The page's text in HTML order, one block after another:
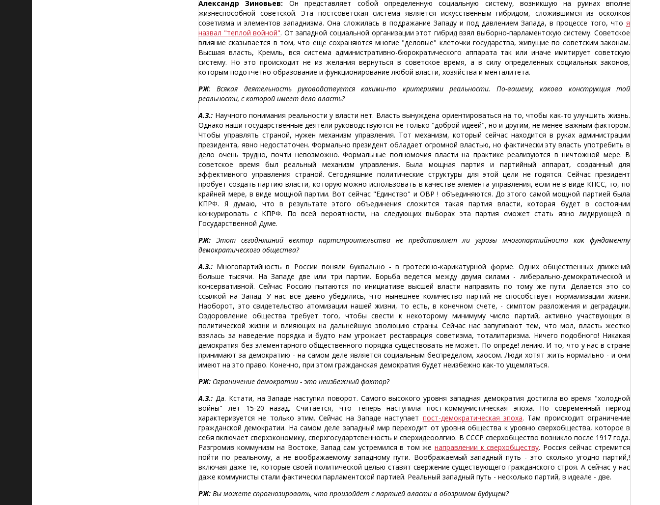
Александр Зиновьев: Он представляет собой определенную социальную систему, возникшую на руинах вполне
жизнеспособной советской. Эта постсоветская система является искусственным гибридом, сложившимся из осколков
советизма и элементов западнизма. Она сложилась в подражание Западу и под давлением Запада, в процессе того, что я
назвал "теплой войной". От западной социальной организации этот гибрид взял выборно-парламентскую систему. Советское
влияние сказывается в том, что еще сохраняются многие "деловые" клеточки государства, живущие по советским законам.
Высшая власть, Кремль, вся система административно-бюрократического аппарата так или иначе имитирует советскую
систему. Но это происходит не из желания вернуться в советское время, а в силу определенных социальных законов,
которым подотчетно образование и функционирование любой власти, хозяйства и менталитета.
РЖ: Всякая деятельность руководствуется какими-то критериями реальности. По-вашему, какова конструкция той
реальности, с которой имеет дело власть?
А.З.: Научного понимания реальности у власти нет. Власть вынуждена ориентироваться на то, чтобы как-то улучшить жизнь.
Однако наши государственные деятели руководствуются не только "доброй идеей", но и другим, не менее важным фактором.
Чтобы управлять страной, нужен механизм управления. Тот механизм, который сейчас находится в руках администрации
президента, явно недостаточен. Формально президент обладает огромной властью, но фактически эту власть употребить в
дело очень трудно, почти невозможно. Формальные полномочия власти на практике реализуются в ничтожной мере. В
советское время был реальный механизм управления. Была мощная партия и партийный аппарат, созданный для
эффективного управления страной. Сегодняшние политические структуры для этой цели не годятся. Сейчас президент
пробует создать партию власти, которую можно использовать в качестве элемента управления, если не в виде КПСС, то, по
крайней мере, в виде мощной партии. Вот сейчас "Единство" и ОВР ! объединяются. До этого самой мощной партией была
КПРФ. Я думаю, что в результате этого объединения сложится такая партия власти, которая будет в состоянии
конкурировать с КПРФ. По всей вероятности, на следующих выборах эта партия сможет стать явно лидирующей в
Государственной Думе.
РЖ: Этот сегодняшний вектор партстроительства не представляет ли угрозы многопартийности как фундаменту
демократического общества?
А.З.: Многопартийность в России поняли буквально - в гротескно-карикатурной форме. Одних общественных движений
больше тысячи. На Западе две или три партии. Борьба ведется между двумя силами - либерально-демократической и
консервативной. Сейчас Россию пытаются по инициативе высшей власти направить по тому же пути. Делается это со
ссылкой на Запад. У нас все давно убедились, что нынешнее количество партий не способствует нормализации жизни.
Наоборот, это свидетельство атомизации нашей жизни, то есть, в конечном счете, - симптом разложения и деградации.
Оздоровление общества требует того, чтобы свести к некоторому минимуму число партий, активно участвующих в
политической жизни и влияющих на дальнейшую эволюцию страны. Сейчас нас запугивают тем, что мол, власть жестко
взялась за наведение порядка и будто нам угрожает реставрация советизма, тоталитаризма. Ничего подобного! Никакая
демократия без элементарного общественного порядка существовать не может. По опреде! лению. И то, что у нас в стране
принимают за демократию - на самом деле является социальным беспределом, хаосом. Люди хотят жить нормально - и они
имеют на это право. Конечно, при этом гражданская демократия будет неизбежно как-то ущемляться.
РЖ: Ограничение демократии - это неизбежный фактор?
А.З.: Да. Кстати, на Западе наступил поворот. Самого высокого уровня западная демократия достигла во время "холодной
войны" лет 15-20 назад. Считается, что теперь наступила пост-коммунистическая эпоха. Но современный период
характеризуется не только этим. Сейчас на Западе наступает пост-демократическая эпоха. Там происходит ограничение
гражданской демократии. На самом деле западный мир переходит от уровня общества к уровню сверхобщества, которое в
себя включает сверхэкономику, сверхгосудартсвенность и сверхидеоолгию. В СССР сверхобщество возникло после 1917 года.
Разгромив коммунизм на Востоке, Запад сам устремился в том женаправлении к сверхобществу. Россия сейчас стремится
пойти по реальному, а не воображаемому западному пути. Воображаемый западный путь - это сколько угодно партий,!
включая даже те, которые своей политической целью ставят свержение существующего гражданского строя. А сейчас у нас
даже коммунисты стали фактически парламентской партией. Реальный западный путь - несколько партий, в идеале - две.
РЖ: Вы можете спрогнозировать, что произойдет с партией власти в обозримом будущем?